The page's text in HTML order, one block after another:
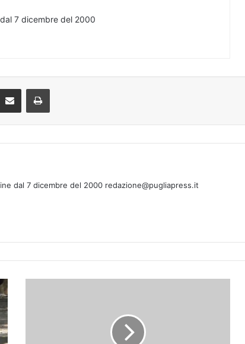
7 dicembre del 2000
dal 7 dicembre del 2000 redazione@pugliapress.it